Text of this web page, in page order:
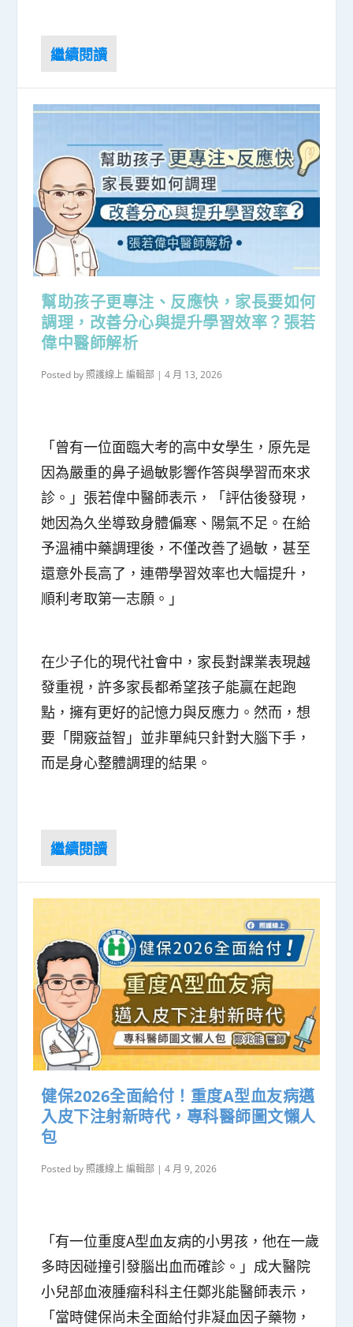
幫助孩子更專注、反應快，家長要如何
調理，改善分心與提升學習效率？張若
偉中醫師解析
Posted by 照護線上 編輯部 |4 月 13, 2026
「曾有一位面臨大考的高中女學生，原先是
因為嚴重的鼻子過敏影響作答與學習而來求
診。」張若偉中醫師表示，「評估後發現，
她因為久坐導致身體偏寒、陽氣不足。在給
予溫補中藥調理後，不僅改善了過敏，甚至
還意外長高了，連帶學習效率也大幅提升，
順利考取第一志願。」
在少子化的現代社會中，家長對課業表現越
發重視，許多家長都希望孩子能贏在起跑
點，擁有更好的記憶力與反應力。然而，想
要「開竅益智」並非單純只針對大腦下手，
而是身心整體調理的結果。
健保2026全面給付！重度A型血友病邁
入皮下注射新時代，專科醫師圖文懶人
包
Posted by 照護線上 編輯部 |4 月 9, 2026
「有一位重度A型血友病的小男孩，他在一歲
多時因碰撞引發腦出血而確診。」成大醫院
小兒部血液腫瘤科科主任鄭兆能醫師表示，
「當時健保尚未全面給付非凝血因子藥物，